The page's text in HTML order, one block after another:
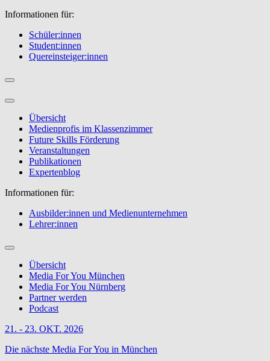
Informationen für:
Schüler:innen
Student:innen
Quereinsteiger:innen
Übersicht
Medienprofis im Klassenzimmer
Future Skills Förderung
Veranstaltungen
Publikationen
Expertenblog
Informationen für:
Ausbilder:innen und Medienunternehmen
Lehrer:innen
Übersicht
Media For You München
Media For You Nürnberg
Partner werden
Podcast
21. - 23. OKT. 2026
Die nächste Media For You in München